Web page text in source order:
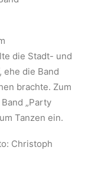
die Stadt- und
ehe die Band
brachte. Zum
„Party
Tanzen ein.
Christoph